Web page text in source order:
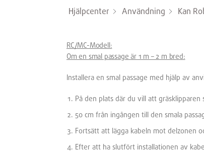
Hjälpcenter Användning Kan
RC/MC-Modell:
Om en smal passage är 1 m – 2 m bred:
Installera en smal passage med hjälp av
På den plats där du vill att
50 cm från ingången till den smala
Fortsätt att lägga kabeln mot delzonen
Efter att ha slutfört installationen av